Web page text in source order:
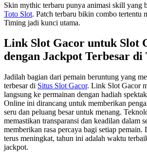
Skin mythic terbaru punya animasi skill yang
Toto Slot. Patch terbaru bikin combo tertentu
Timing jadi kunci utama.
Link Slot Gacor untuk Slot
dengan Jackpot Terbesar
Jadilah bagian dari pemain beruntung yang
terbesar di Situs Slot Gacor. Link Slot Gacor
langsung ke permainan dengan hadiah
Online ini dirancang untuk memberikan
seru dan peluang besar untuk menang.
memastikan transparansi dan keadilan dalam
memberikan rasa percaya bagi setiap pemain.
terus meningkat, tahun ini adalah waktu
jackpot.